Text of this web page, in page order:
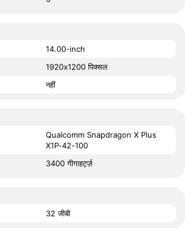
14.00-inch
1920x1200 पिक्सल
नहीं
Qualcomm Snapdragon X Plus
X1P-42-100
3400 गीगाहर्ट्ज़
32 जीबी